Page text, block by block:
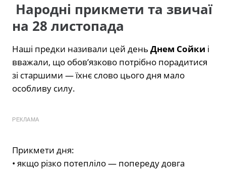
Народні прикмети та звичаї
на 28 листопада
Наші предки називали цей день Днем Сойки і
вважали, що обов’язково потрібно порадитися
зі старшими — їхнє слово цього дня мало
особливу силу.
РЕКЛАМА
Прикмети дня:
• якщо різко потепліло — попереду довга